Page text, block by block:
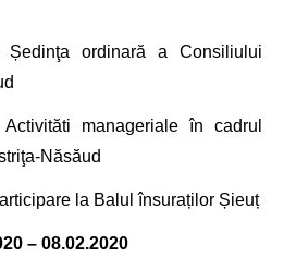
Ședinţa ordinară a Consiliului
Activităti manageriale în cadrul
Năsăud
la Balul însuraților Șieuț
– 08.02.2020